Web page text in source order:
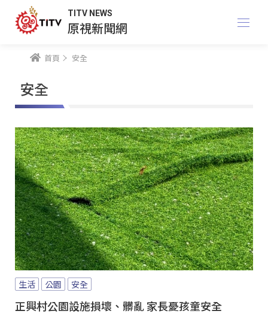
TITV NEWS
原視新聞網
首頁 安全
安全
生活 公園 安全
正興村公園設施損壞、髒亂 家長憂孩童安全